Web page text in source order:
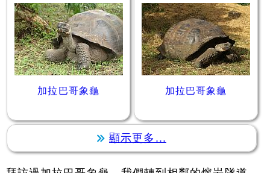
加拉巴哥象龜 加拉巴哥象龜
顯示更多...